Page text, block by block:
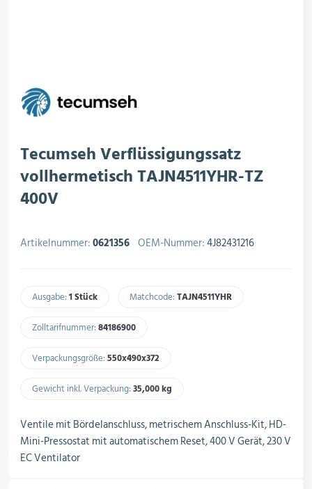
Motoren & Ventilatoren
Schaltschränke
Rohrleitungskomponenten
Installationsmaterial
Tecumseh Verflüssigungssatz
vollhermetisch TAJN4511YHR-TZ
400V
Artikelnummer:0621356 OEM-Nummer:4J82431216
Ausgabe:1 Stück Matchcode:TAJN4511YHR​
Zolltarifnummer:84186900​
Verpackungsgröße:550x490x372​
Gewicht inkl. Verpackung:35,000 kg​
Ventile mit Bördelanschluss, metrischem Anschluss-Kit, HD-
Mini-Pressostat mit automatischem Reset, 400 V Gerät, 230 V
EC Ventilator